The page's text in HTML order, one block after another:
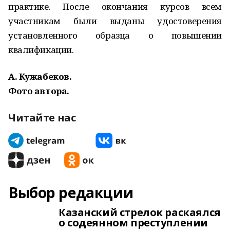
практике. После окончания курсов всем
участникам были выданы удостоверения
установленного образца о повышении
квалификации.
А. Кужабеков.
Фото автора.
Читайте нас
Выбор редакции
Казанский стрелок раскаялся
о содеянном преступлении